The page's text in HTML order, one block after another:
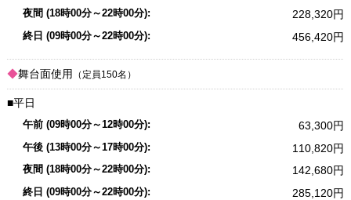
228,320
456,420
舞台面使用 （定員150名）
平日
63,300
110,820
142,680
285,120